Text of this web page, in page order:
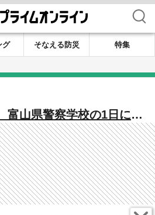
検索
グ そなえる防災
特集
富山県警察学校の1日に密
完食」「逮捕術」18歳か
官の卵たち